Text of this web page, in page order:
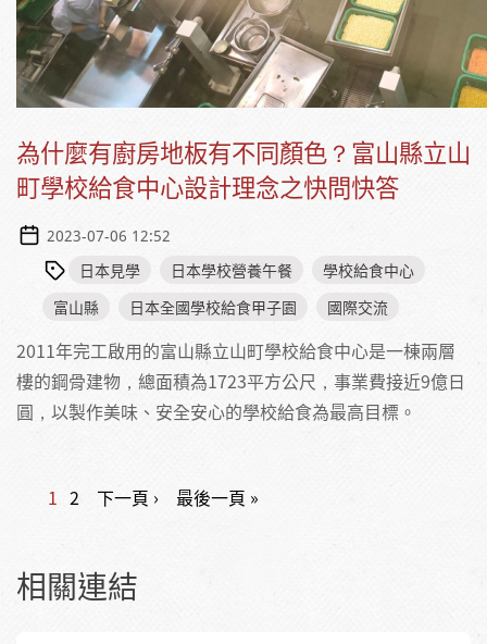
為什麼有廚房地板有不同顏色？富山縣立山
町學校給食中心設計理念之快問快答
2023-07-06 12:52
日本見學 日本學校營養午餐
學校給食中心
富山縣
日本全國學校給食甲子園 國際交流
2011年完工啟用的富山縣立山町學校給食中心是一棟兩層
樓的鋼骨建物，總面積為1723平方公尺，事業費接近9億日
圓，以製作美味、安全安心的學校給食為最高目標。
頁面
1 2 下一頁 › 最後一頁 »
相關連結